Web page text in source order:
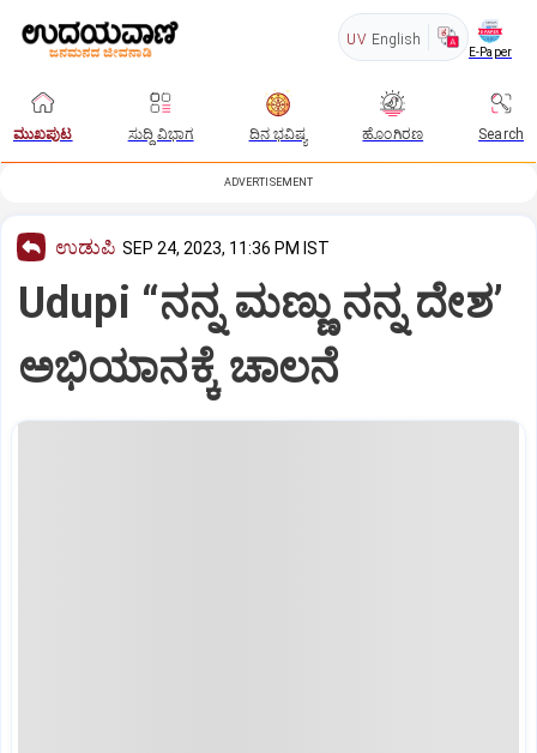
UV English
E-Paper
ಮುಖಪುಟ ಸುದ್ದಿ ವಿಭಾಗ ದಿನ ಭವಿಷ್ಯ ಹೊಂಗಿರಣ Search
ADVERTISEMENT
ಉಡುಪಿ SEP 24, 2023, 11:36 PM IST
Udupi “ನನ್ನ ಮಣ್ಣು ನನ್ನ ದೇಶ’
ಅಭಿಯಾನಕ್ಕೆ ಚಾಲನೆ